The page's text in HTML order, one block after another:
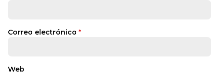
Correo electrónico *
Web